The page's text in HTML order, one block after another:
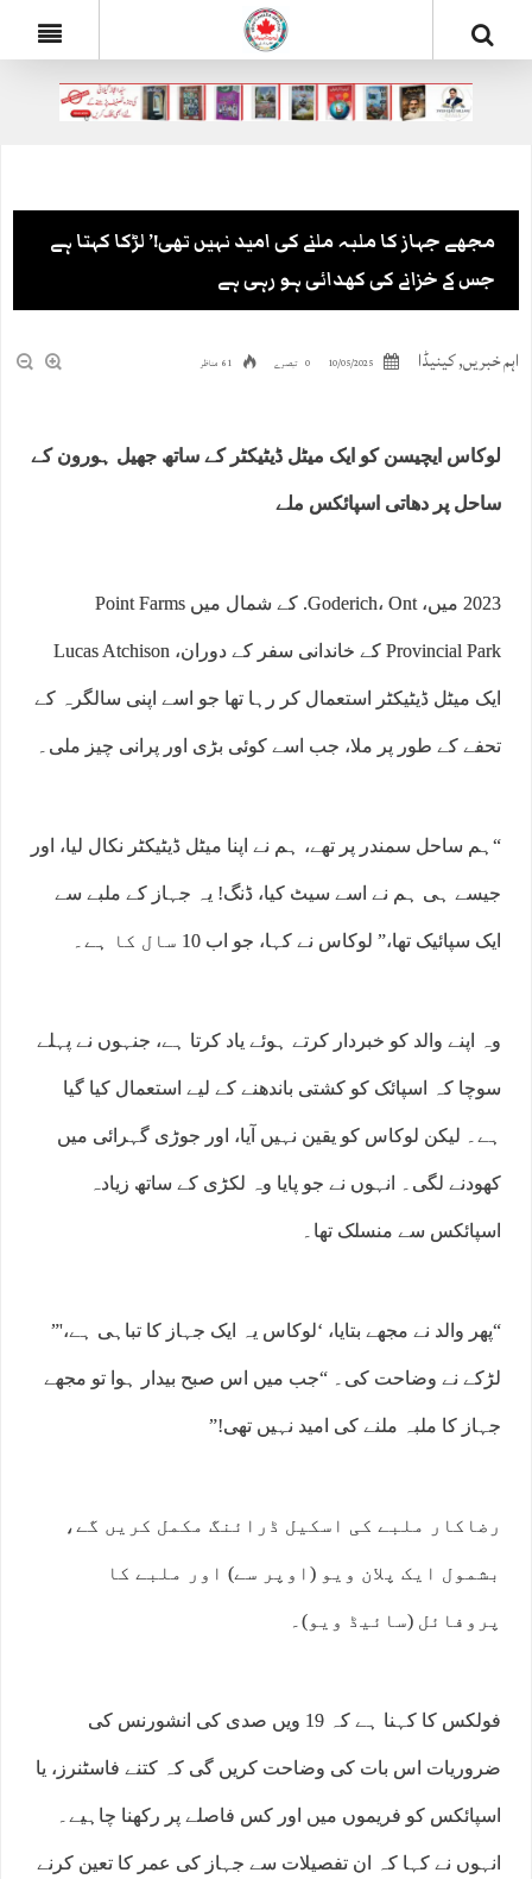
مجھے جہاز کا ملبہ ملنے کی امید نہیں تھی!’ لڑکا کہتا ہے
جس کے خزانے کی کھدائی ہو رہی ہے
اہم خبریں,کینیڈا 10/05/2025 0 تبصرے 61 مناظر
لوکاس ایچیسن کو ایک میٹل ڈیٹیکٹر کے ساتھ جھیل ہورون کے
ساحل پر دھاتی اسپائکس ملے
2023 میں، Goderich، Ont. کے شمال میں Point Farms
Provincial Park کے خاندانی سفر کے دوران، Lucas Atchison
ایک میٹل ڈیٹیکٹر استعمال کر رہا تھا جو اسے اپنی سالگرہ کے
تحفے کے طور پر ملا، جب اسے کوئی بڑی اور پرانی چیز ملی۔
“ہم ساحل سمندر پر تھے، ہم نے اپنا میٹل ڈیٹیکٹر نکال لیا، اور
جیسے ہی ہم نے اسے سیٹ کیا، ڈنگ! یہ جہاز کے ملبے سے
ایک سپائیک تھا،” لوکاس نے کہا، جو اب 10 سال کا ہے۔
وہ اپنے والد کو خبردار کرتے ہوئے یاد کرتا ہے، جنہوں نے پہلے
سوچا کہ اسپائک کو کشتی باندھنے کے لیے استعمال کیا گیا
ہے۔ لیکن لوکاس کو یقین نہیں آیا، اور جوڑی گہرائی میں
کھودنے لگی۔ انہوں نے جو پایا وہ لکڑی کے ساتھ زیادہ
اسپائکس سے منسلک تھا۔
“پھر والد نے مجھے بتایا، ‘لوکاس یہ ایک جہاز کا تباہی ہے،'”
لڑکے نے وضاحت کی۔ “جب میں اس صبح بیدار ہوا تو مجھے
جہاز کا ملبہ ملنے کی امید نہیں تھی!”
رضاکار ملبے کی اسکیل ڈرائنگ مکمل کریں گے،
بشمول ایک پلان ویو (اوپر سے) اور ملبے کا
پروفائل (سائیڈ ویو)۔
فولکس کا کہنا ہے کہ 19 ویں صدی کی انشورنس کی
ضروریات اس بات کی وضاحت کریں گی کہ کتنے فاسٹنرز، یا
اسپائکس کو فریموں میں اور کس فاصلے پر رکھنا چاہیے۔
انہوں نے کہا کہ ان تفصیلات سے جہاز کی عمر کا تعین کرنے